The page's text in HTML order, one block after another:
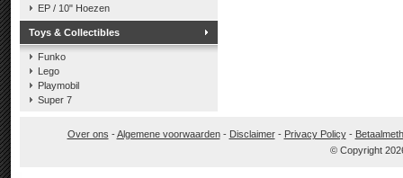
EP / 10" Hoezen
Toys & Collectibles
Funko
Lego
Playmobil
Super 7
Over ons -Algemene voorwaarden- Disclaimer- Privacy Policy-
© Copyright